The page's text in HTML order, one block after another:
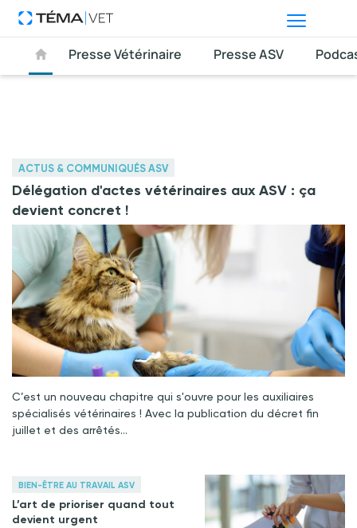
Presse Vétérinaire Presse ASV
ACTUS & COMMUNIQUÉS ASV
Délégation d'actes vétérinaires aux ASV : ça
devient concret !
C’est un nouveau chapitre qui s'ouvre pour les auxiliaires
spécialisés vétérinaires ! Avec la publication du décret fin
juillet et des arrêtés…
BIEN-ÊTRE AU TRAVAIL ASV
L’art de prioriser quand tout
devient urgent